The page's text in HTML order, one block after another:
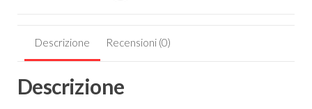
Descrizione Recensioni (0)
Descrizione